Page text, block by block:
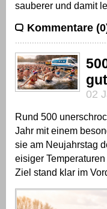
sauberer und damit
Kommentare
02
Rund 500
Jahr mit einem
sie am Neujahrstag
eisiger
Ziel stand klar im